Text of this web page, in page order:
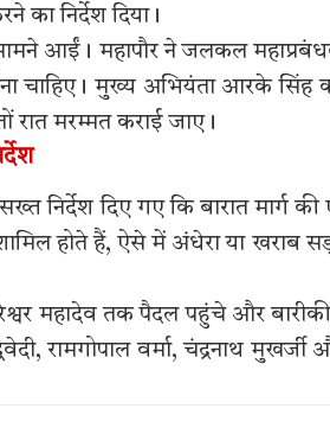
का निर्देश दिया।
सामने आईं। महापौर ने जलकल
चाहिए। मुख्य अभियंता आरके सिंह
रात मरम्मत कराई जाए।
निर्देश दिए गए कि बारात मार्ग
शामिल होते हैं, ऐसे में अंधेरा या
महादेव तक पैदल पहुंचे और
रामगोपाल वर्मा, चंद्रनाथ